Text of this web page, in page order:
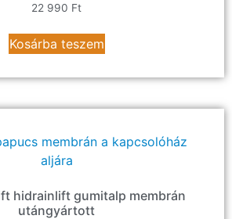
22 990 Ft
Kosárba teszem
hidrainlift gumitalp membrán
utángyártott